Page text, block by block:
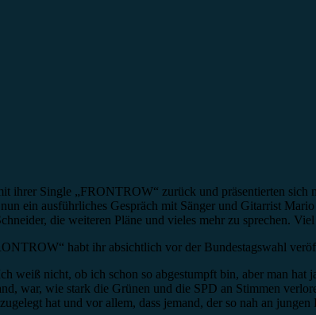
ihrer Single „FRONTROW“ zurück und präsentierten
ein ausführliches Gespräch mit Sänger und Gitarrist
die weiteren Pläne und vieles mehr zu sprechen.
habt ihr absichtlich vor der Bundestagswahl
weiß nicht, ob ich schon so abgestumpft bin, aber man
war, wie stark die Grünen und die SPD an Stimmen
hat und vor allem, dass jemand, der so nah an